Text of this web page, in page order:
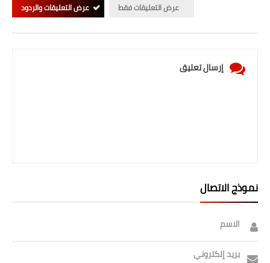
عرض التعليقات فقط
عرض التعليقات والردود
إرسال تعليق
نموذج الاتصال
الاسم
بريد إلكتروني